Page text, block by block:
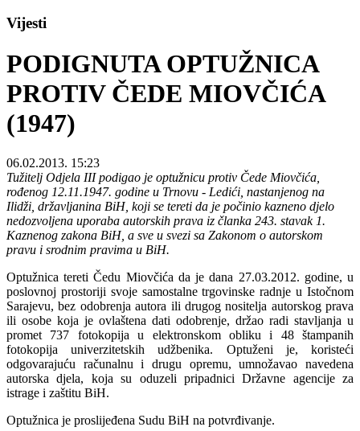
Vijesti
PODIGNUTA OPTUŽNICA
PROTIV ČEDE MIOVČIĆA
(1947)
06.02.2013. 15:23
Tužitelj Odjela III podigao je optužnicu protiv Čede Miovčića,
rođenog 12.11.1947. godine u Trnovu - Ledići, nastanjenog na
Ilidži, državljanina BiH, koji se tereti da je počinio kazneno djelo
nedozvoljena uporaba autorskih prava iz članka 243. stavak 1.
Kaznenog zakona BiH, a sve u svezi sa Zakonom o autorskom
pravu i srodnim pravima u BiH.
Optužnica tereti Čedu Miovčića da je dana 27.03.2012. godine, u
poslovnoj prostoriji svoje samostalne trgovinske radnje u Istočnom
Sarajevu, bez odobrenja autora ili drugog nositelja autorskog prava
ili osobe koja je ovlaštena dati odobrenje, držao radi stavljanja u
promet 737 fotokopija u elektronskom obliku i 48 štampanih
fotokopija univerzitetskih udžbenika. Optuženi je, koristeći
odgovarajuću računalnu i drugu opremu, umnožavao navedena
autorska djela, koja su oduzeli pripadnici Državne agencije za
istrage i zaštitu BiH.
Optužnica je proslijeđena Sudu BiH na potvrđivanje.